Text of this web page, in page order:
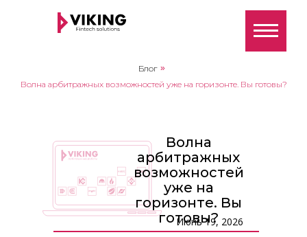
Блог »
Волна арбитражных возможностей уже на горизонте. Вы готовы?
Волна
арбитражных
возможностей
уже на
горизонте. Вы
готовы?
Июнь 19, 2026